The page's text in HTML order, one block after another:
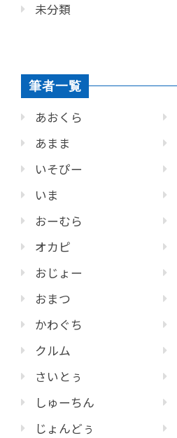
未分類
筆者一覧
あおくら
あまま
いそぴー
いま
おーむら
オカピ
おじょー
おまつ
かわぐち
クルム
さいとぅ
しゅーちん
じょんどぅ